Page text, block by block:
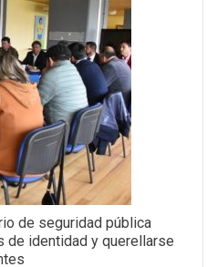
de seguridad pública
de identidad y querellarse